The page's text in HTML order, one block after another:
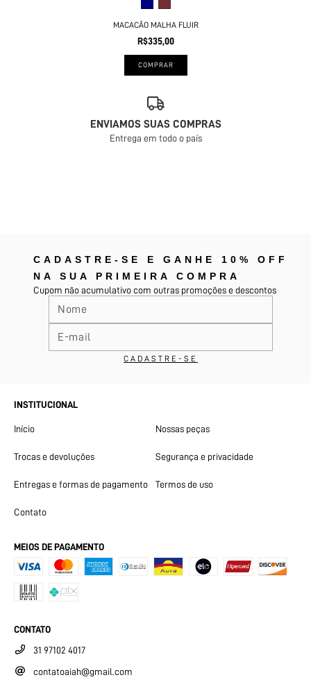
MACACÃO MALHA FLUIR
R$335,00
COMPRAR
ENVIAMOS SUAS COMPRAS
Entrega em todo o país
CADASTRE-SE E GANHE 10% OFF
NA SUA PRIMEIRA COMPRA
Cupom não acumulativo com outras promoções e descontos
INSTITUCIONAL
Início Nossas peças
Trocas e devoluções Segurança e privacidade
Entregas e formas de pagamento Termos de uso
Contato
MEIOS DE PAGAMENTO
CONTATO
31 97102 4017
contatoaiah@gmail.com